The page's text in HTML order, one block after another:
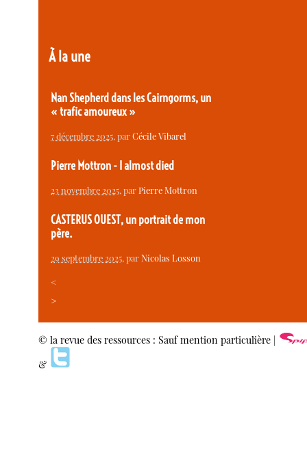
À la une
Nan Shepherd dans les Cairngorms, un
« trafic amoureux »
7 décembre 2025, parCécile Vibarel
Pierre Mottron - I almost died
23 novembre 2025, parPierre Mottron
CASTERUS OUEST, un portrait de mon
père.
29 septembre 2025, parNicolas Losson
<
>
© la revue des ressources : Sauf mention particulière |
&